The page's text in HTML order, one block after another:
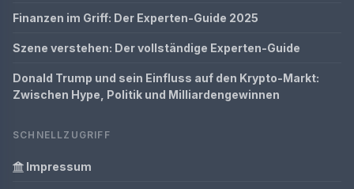
Finanzen im Griff: Der Experten-Guide 2025
Szene verstehen: Der vollständige Experten-Guide
Donald Trump und sein Einfluss auf den Krypto-Markt:
Zwischen Hype, Politik und Milliardengewinnen
SCHNELLZUGRIFF
Impressum